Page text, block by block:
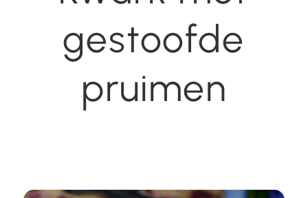
gestoofde
pruimen